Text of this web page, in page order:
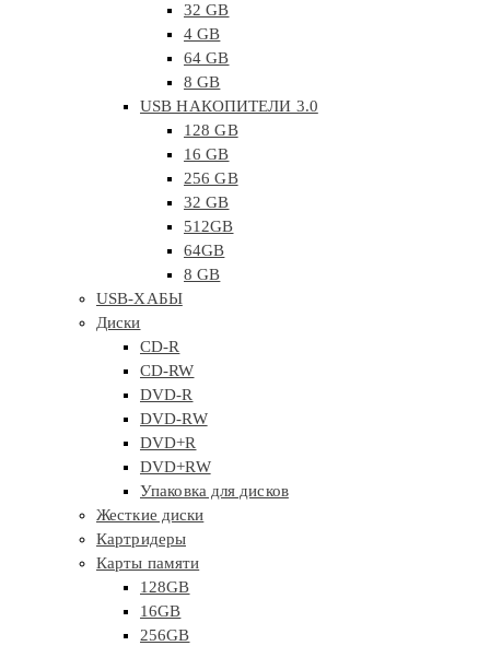
32 GB
4 GB
64 GB
8 GB
USB НАКОПИТЕЛИ 3.0
128 GB
16 GB
256 GB
32 GB
512GB
64GB
8 GB
USB-ХАБЫ
Диски
CD-R
CD-RW
DVD-R
DVD-RW
DVD+R
DVD+RW
Упаковка для дисков
Жесткие диски
Картридеры
Карты памяти
128GB
16GB
256GB